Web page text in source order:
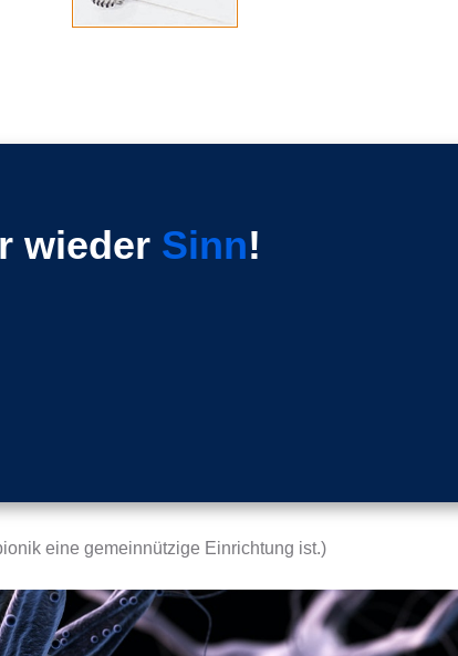
wieder Sinn!
eine gemeinnützige Einrichtung ist.)